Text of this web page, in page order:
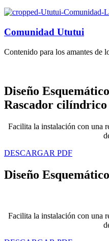
Comunidad Ututui
Contenido para los amantes de
Diseño Esquemático
Rascador cilíndrico
Facilita la instalación con una
DESCARGAR PDF
Diseño
Facilita la instalación con una